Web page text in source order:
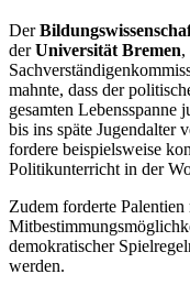
Der
derUniversität Bremen,
mahnte, dass der
gesamten
bis ins späte Jugendalter
fordere beispielsweise
Politikunterricht in der
Zudem forderte
demokratischer
werden.